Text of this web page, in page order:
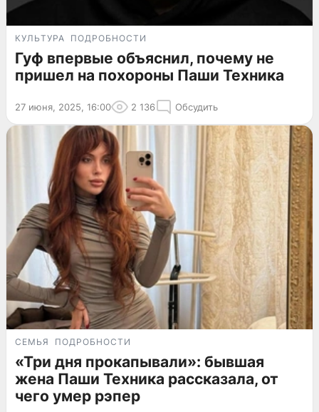
КУЛЬТУРА ПОДРОБНОСТИ
Гуф впервые объяснил, почему не
пришел на похороны Паши Техника
27 июня, 2025, 16:00 2 136 Обсудить
СЕМЬЯ ПОДРОБНОСТИ
«Три дня прокапывали»: бывшая
жена Паши Техника рассказала, от
чего умер рэпер